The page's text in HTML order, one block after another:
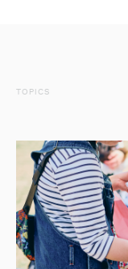
TOPICS